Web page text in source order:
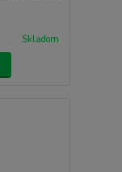
Skladom